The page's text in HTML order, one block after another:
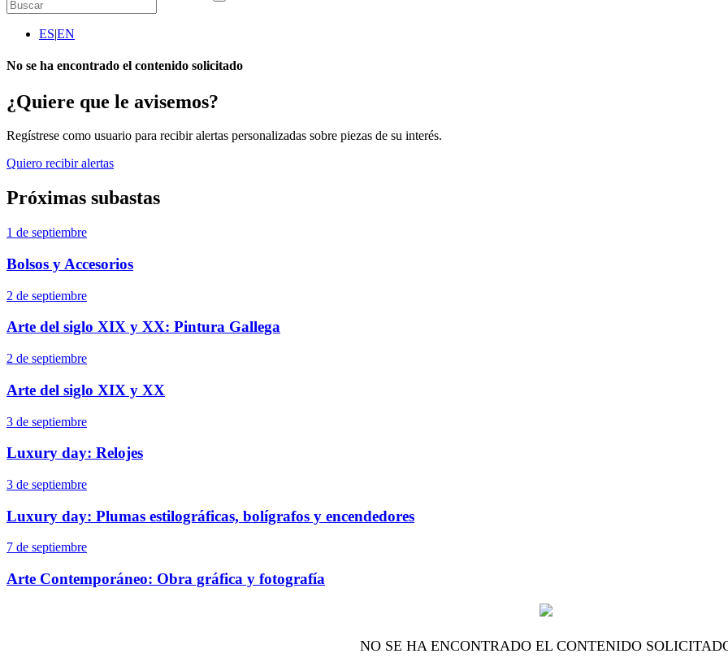
ES|EN
No se ha encontrado el contenido solicitado
¿Quiere que le avisemos?
Regístrese como usuario para recibir alertas personalizadas sobre piezas de su interés.
Quiero recibir alertas
Próximas subastas
1 de septiembre
Bolsos y Accesorios
2 de septiembre
Arte del siglo XIX y XX: Pintura Gallega
2 de septiembre
Arte del siglo XIX y XX
3 de septiembre
Luxury day: Relojes
3 de septiembre
Luxury day: Plumas estilográficas, bolígrafos y encendedores
7 de septiembre
Arte Contemporáneo: Obra gráfica y fotografía
NO SE HA ENCONTRADO EL CONTENIDO